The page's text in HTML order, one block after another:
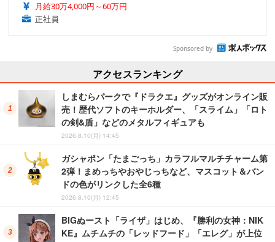
月給30万4,000円～60万円
正社員
Sponsored by
アクセスランキング
しまむらパークで『ドラクエ』グッズがオンライン販
売！歴代ソフトのキーホルダー、「スライム」「ロト
の剣&盾」などのメタルフィギュアも
2026.8.10(月) 14:45
ガシャポン「たまごっち」カラフルマルチチャーム第
2弾！まめっちやおやじっちなど、マスコット＆バン
ドの色がリンクした全6種
2026.8.10(月) 12:45
BIGぬースト「ライザ」はじめ、『勝利の女神：NIK
KE』ムチムチの「レッドフード」「エレグ」が上位